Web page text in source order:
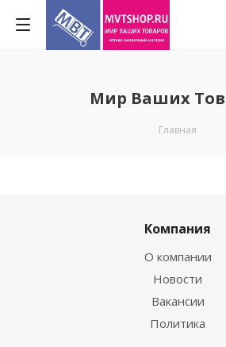
Мир Ваших
Главная
Компания
О компании
Новости
Вакансии
Политика